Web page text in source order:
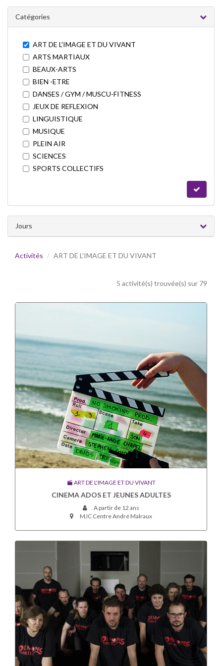
ET DU
VIVANT
Catégories
ART DE L'IMAGE ET DU VIVANT
ARTS MARTIAUX
BEAUX-ARTS
BIEN -ETRE
DANSES / GYM / MUSCU-FITNESS
JEUX DE REFLEXION
LINGUISTIQUE
MUSIQUE
PLEIN AIR
SCIENCES
SPORTS COLLECTIFS
Jours
Activités ART DE L'IMAGE ET DU VIVANT
5 activité(s) trouvée(s) sur 79
ART DE L'IMAGE ET DU VIVANT
CINEMA ADOS ET JEUNES ADULTES
A partir de 12 ans
MJC Centre André Malraux